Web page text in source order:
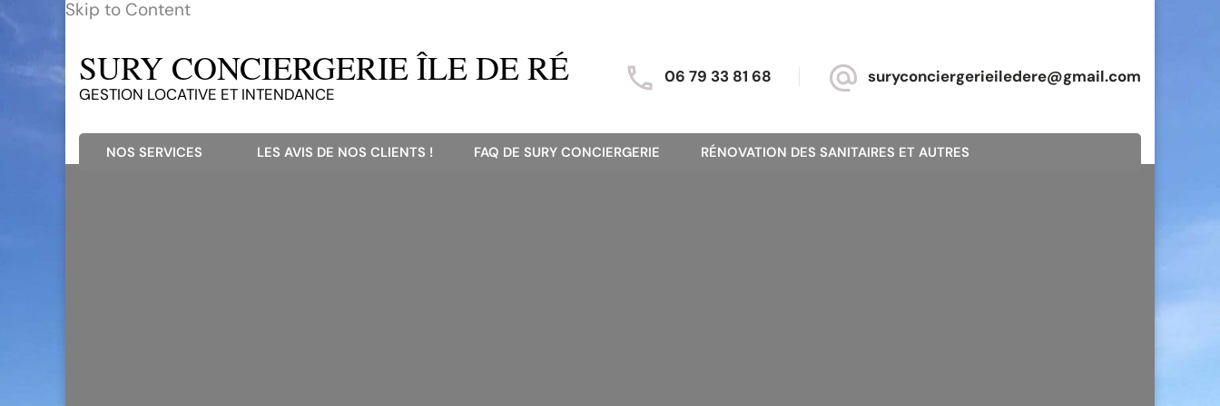
Skip to Content
SURY CONCIERGERIE ÎLE DE RÉ
GESTION LOCATIVE ET INTENDANCE
06 79 33 81 68 suryconciergerieiledere@gmail.com
NOS SERVICES LES AVIS DE NOS CLIENTS ! FAQ DE SURY CONCIERGERIE RÉNOVATION DES SANITAIRES ET AUTRES